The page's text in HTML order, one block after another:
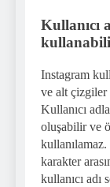
Kullanıcı
Instagram
ve alt
Kullanıcı
oluşabilir ve
karakter
kullanıcı adı